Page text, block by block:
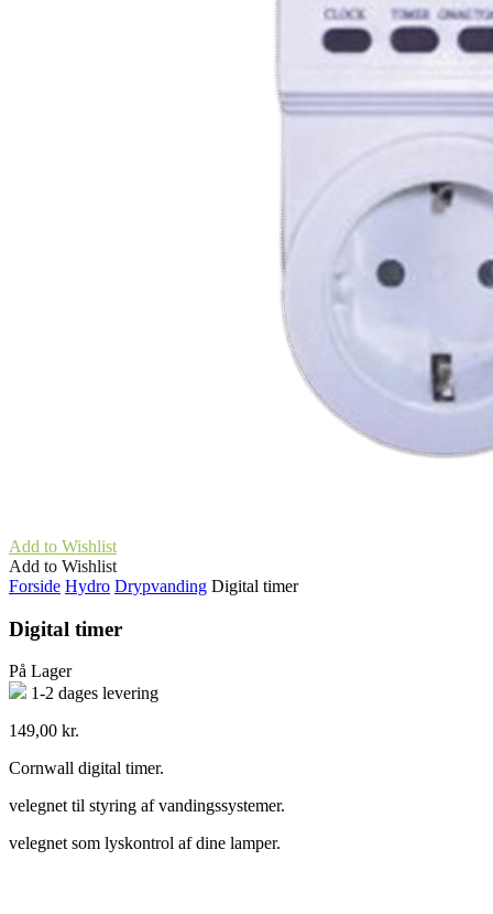
Add to Wishlist
Add to Wishlist
Forside Hydro Drypvanding Digital timer
Digital timer
På Lager
1-2 dages levering
149,00 kr.
Cornwall digital timer.
velegnet til styring af vandingssystemer.
velegnet som lyskontrol af dine lamper.